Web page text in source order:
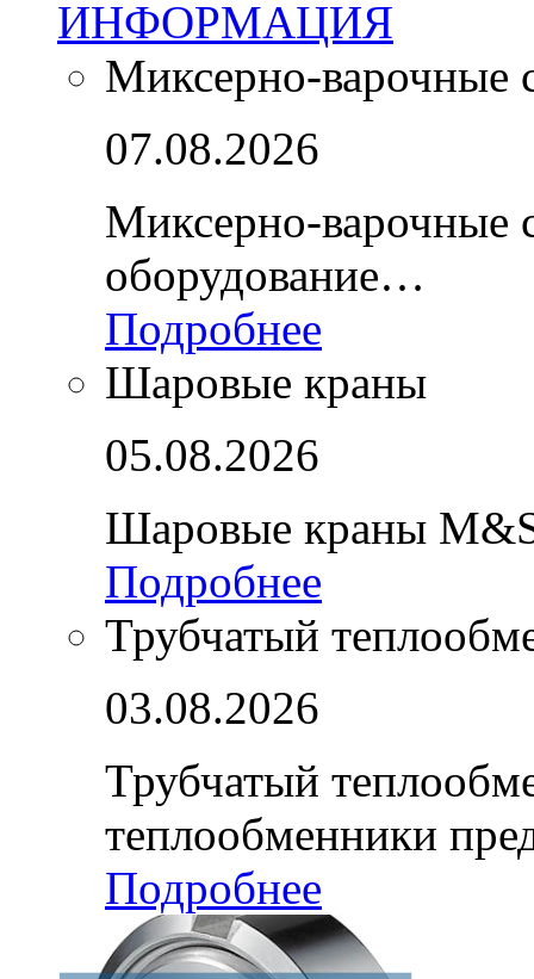
ИНФОРМАЦИЯ
Миксерно-варочные
07.08.2026
Миксерно-варочные
оборудование…
Подробнее
Шаровые краны
05.08.2026
Шаровые краны
Подробнее
Трубчатый
03.08.2026
Трубчатый
теплообменники
Подробнее